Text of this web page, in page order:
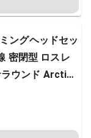
ングヘッドセッ
密閉型 ロスレ
ラウンド Arctis
常